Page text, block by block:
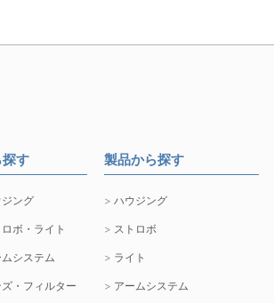
す
ング
ボ・ライト
システム
・フィルター
製品から探す
ハウジング
ストロボ
ライト
アームシステム